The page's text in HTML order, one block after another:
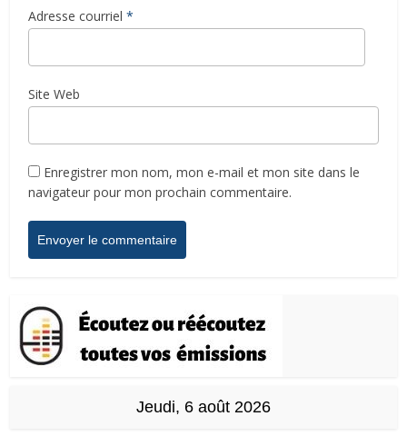
Adresse courriel *
Site Web
Enregistrer mon nom, mon e-mail et mon site dans le
navigateur pour mon prochain commentaire.
Jeudi, 6 août 2026